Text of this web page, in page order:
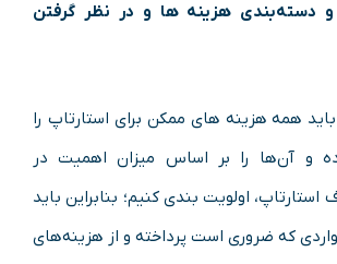
دسته‌بندی هزینه‌ ها و در نظر گرفتن
همه هزینه‌ های ممکن برای استارتاپ را
و آن‌ها را بر اساس میزان اهمیت در
استارتاپ، اولویت‌ بندی کنیم؛ بنابراین باید
که ضروری است پرداخته و از هزینه‌های